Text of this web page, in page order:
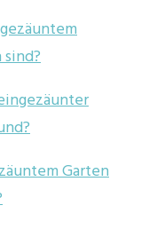
Garten